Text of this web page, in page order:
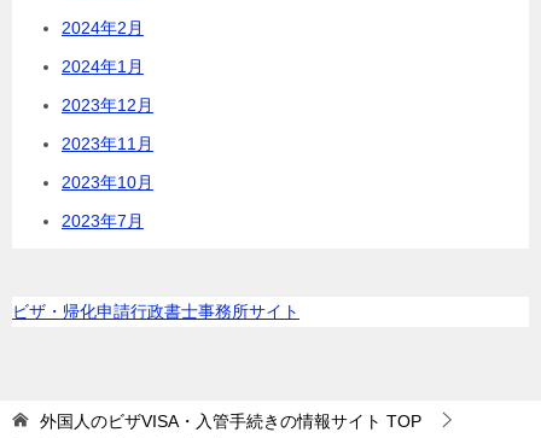
2024年2月
2024年1月
2023年12月
2023年11月
2023年10月
2023年7月
ビザ・帰化申請行政書士事務所サイト
外国人のビザVISA・入管手続きの情報サイト TOP